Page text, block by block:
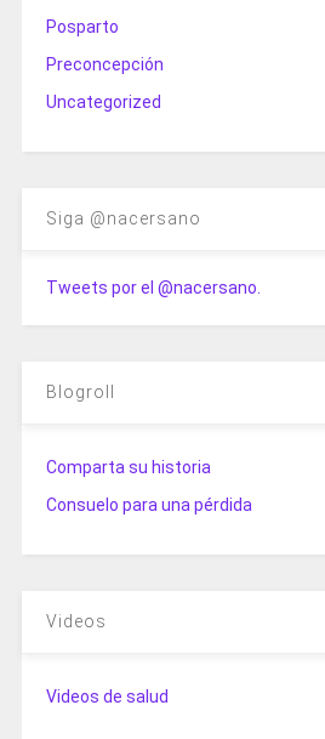
Posparto
Preconcepción
Uncategorized
Siga @nacersano
Tweets por el @nacersano.
Blogroll
Comparta su historia
Consuelo para una pérdida
Videos
Videos de salud